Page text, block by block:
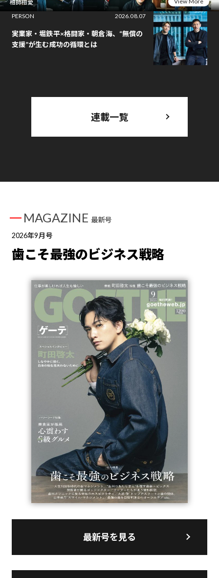
相師相愛
PERSON
2026.08.07
実業家・堀鉄平×格闘家・朝倉海、“無償の
支援”が生む成功の循環とは
連載一覧
MAGAZINE 最新号
2026年9月号
歯こそ最強のビジネス戦略
最新号を見る